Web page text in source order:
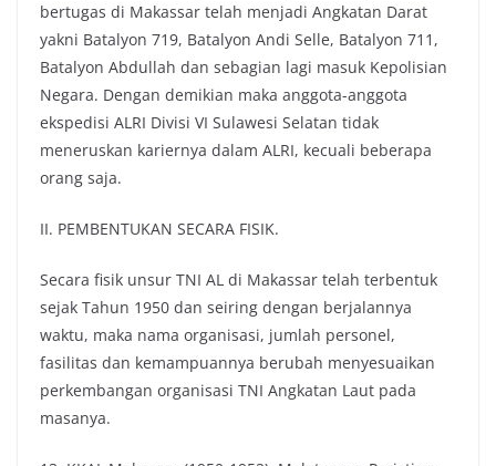
bertugas di Makassar telah menjadi Angkatan Darat
yakni Batalyon 719, Batalyon Andi Selle, Batalyon 711,
Batalyon Abdullah dan sebagian lagi masuk Kepolisian
Negara. Dengan demikian maka anggota-anggota
ekspedisi ALRI Divisi VI Sulawesi Selatan tidak
meneruskan kariernya dalam ALRI, kecuali beberapa
orang saja.
II. PEMBENTUKAN SECARA FISIK.
Secara fisik unsur TNI AL di Makassar telah terbentuk
sejak Tahun 1950 dan seiring dengan berjalannya
waktu, maka nama organisasi, jumlah personel,
fasilitas dan kemampuannya berubah menyesuaikan
perkembangan organisasi TNI Angkatan Laut pada
masanya.